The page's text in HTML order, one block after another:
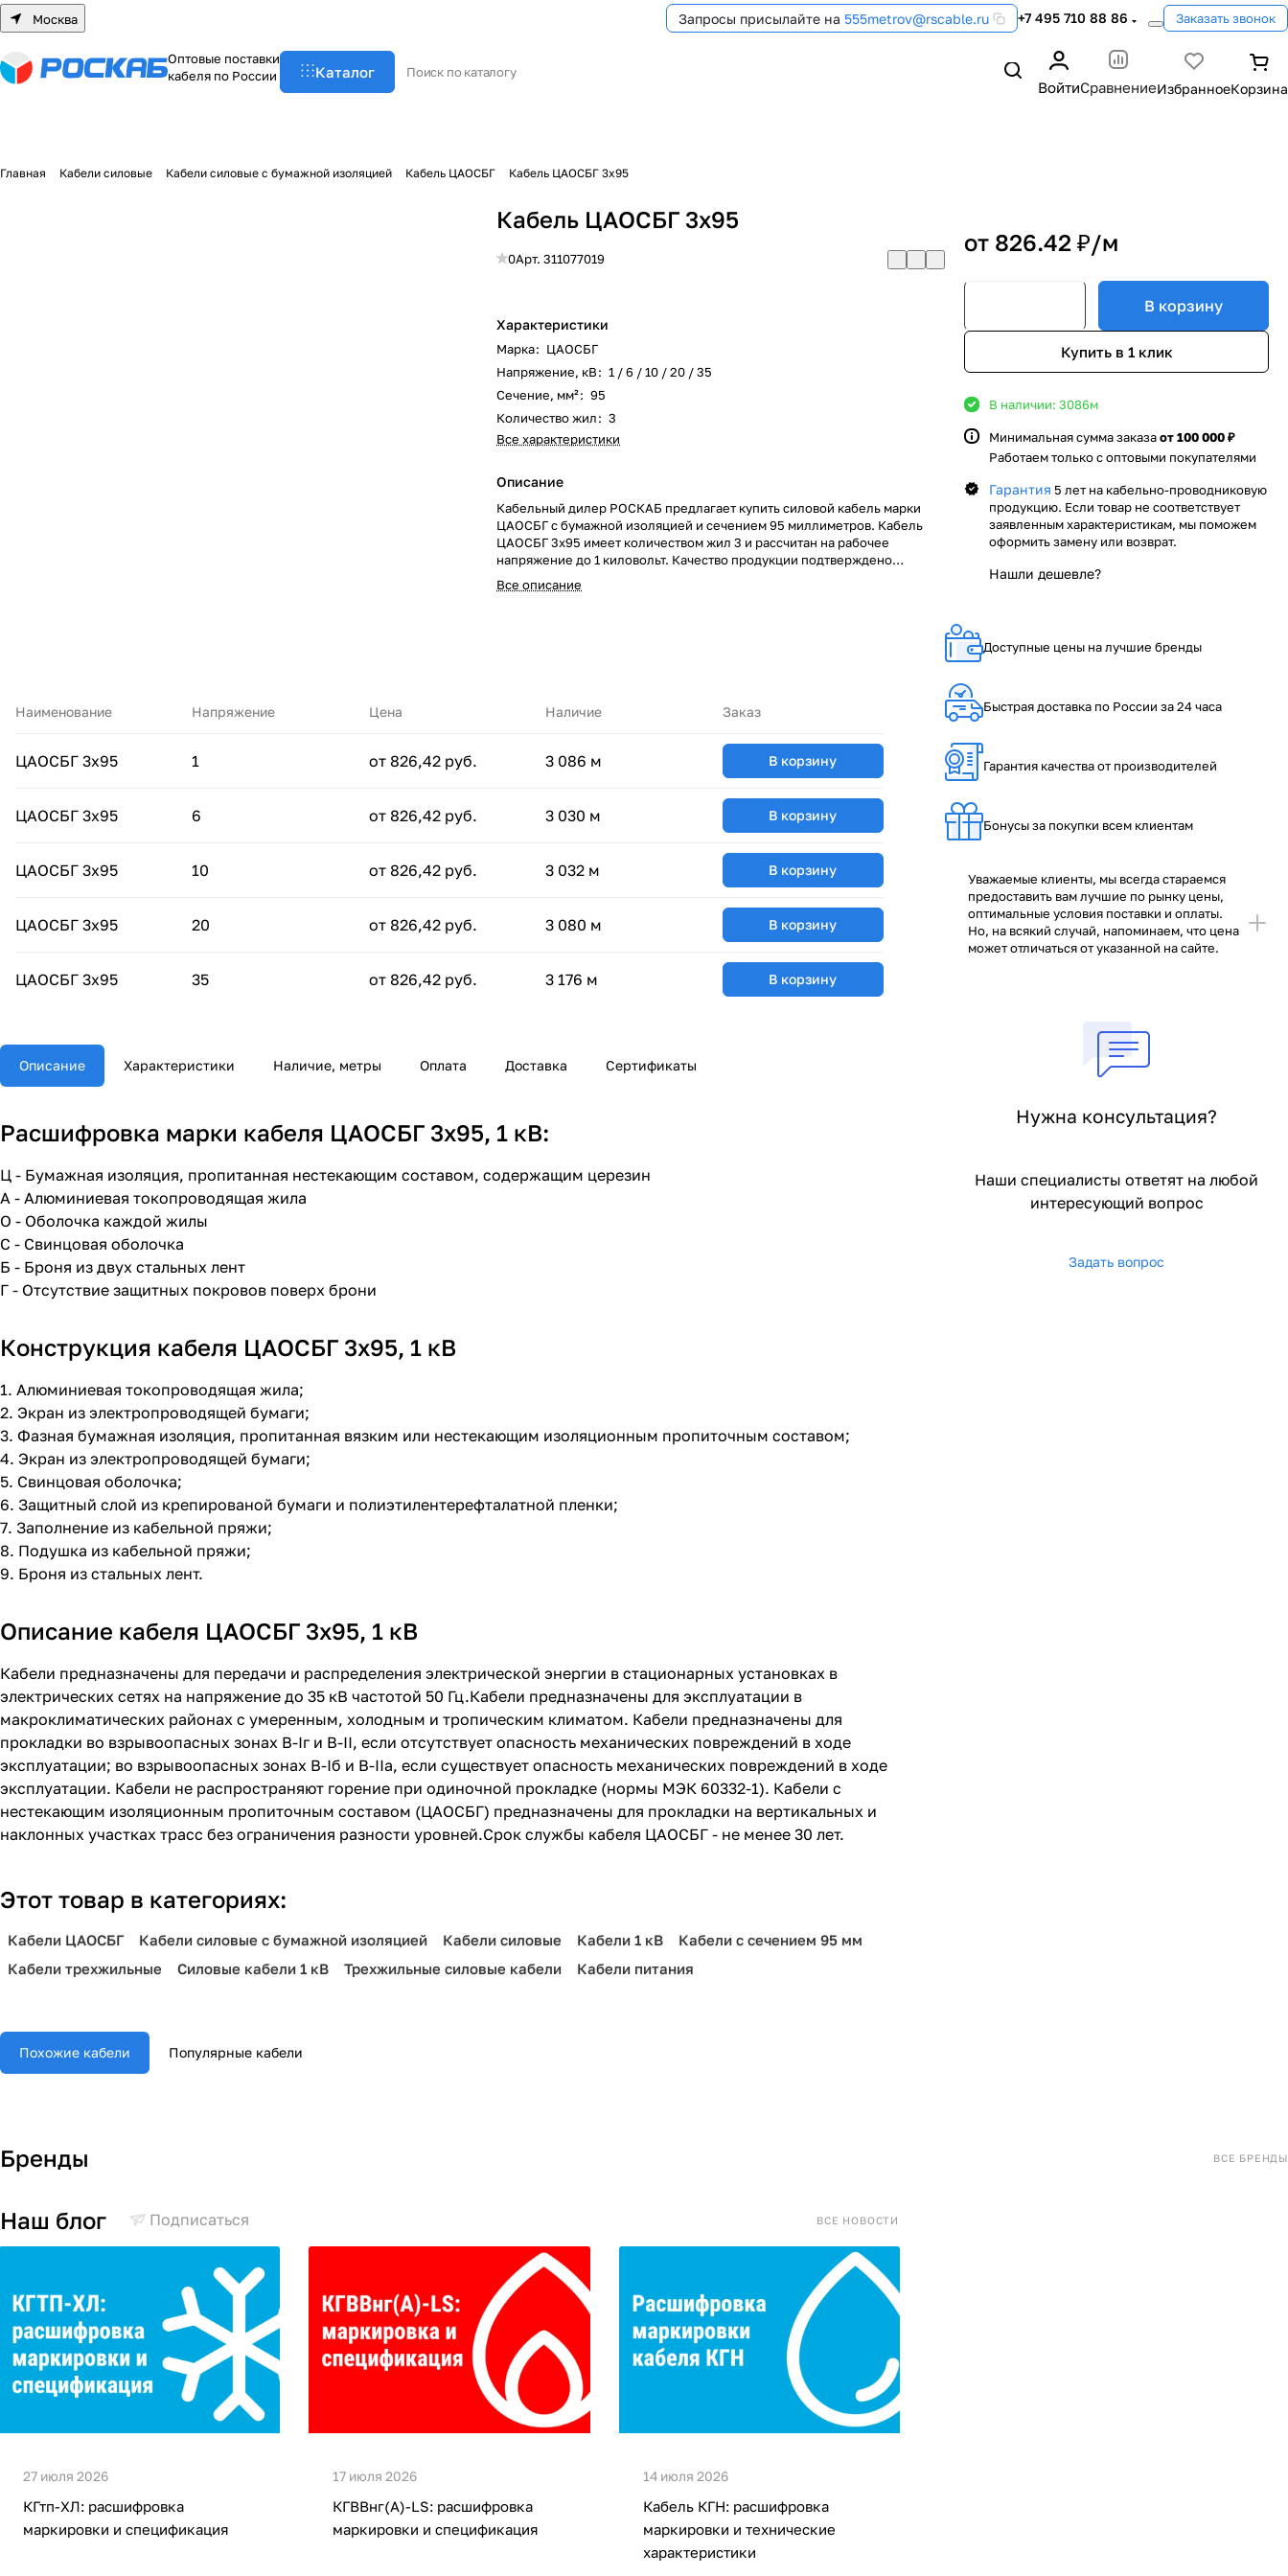
Москва Запросы присылайте на 555metrov@rscable.ru +7 495 710 88 86 Заказать звонок
Оптовые поставки
кабеля по России
Каталог
ВойтиСравнение
Главная Кабели силовые Кабели силовые с бумажной изоляцией Кабель ЦАОСБГ Кабель ЦАОСБГ 3х95
Кабель ЦАОСБГ 3х95
0Арт. 311077019
Характеристики
Марка: ЦАОСБГ
Напряжение, кВ: 1 / 6 / 10 / 20 / 35
Сечение, мм²: 95
Количество жил: 3
Все характеристики
Описание
Кабельный дилер РОСКАБ предлагает купить силовой кабель марки
ЦАОСБГ с бумажной изоляцией и сечением 95 миллиметров. Кабель
ЦАОСБГ 3х95 имеет количеством жил 3 и рассчитан на рабочее
напряжение до 1 киловольт. Качество продукции подтверждено
сертификатами производителей и Госстандарта. Мы гарантируем
низкие цены за счет сотрудничества с такими предприятиями, как ОАО
Все описание
от 826.42 ₽/м
В корзину
Купить в 1 клик
В наличии: 3086м
Минимальная сумма заказаот 100 000 ₽
Работаем только с оптовыми покупателями
Гарантия 5 лет на кабельно-проводниковую
продукцию. Если товар не соответствует
заявленным характеристикам, мы поможем
оформить замену или возврат.
Нашли дешевле?
Доступные цены на лучшие бренды
Быстрая доставка по России за 24 часа
Гарантия качества от производителей
Бонусы за покупки всем клиентам
Уважаемые клиенты, мы всегда стараемся
предоставить вам лучшие по рынку цены,
оптимальные условия поставки и оплаты.
Но, на всякий случай, напоминаем, что цена
может отличаться от указанной на сайте.
Нужна консультация?
Наши специалисты ответят на любой
интересующий вопрос
Задать вопрос
Наименование Напряжение Цена Наличие Заказ
ЦАОСБГ 3х95 1 от 826,42 руб. 3 086 м В корзину
ЦАОСБГ 3х95 6 от 826,42 руб. 3 030 м В корзину
ЦАОСБГ 3х95 10 от 826,42 руб. 3 032 м В корзину
ЦАОСБГ 3х95 20 от 826,42 руб. 3 080 м В корзину
ЦАОСБГ 3х95 35 от 826,42 руб. 3 176 м В корзину
Описание Характеристики Наличие, метры Оплата Доставка Сертификаты
Расшифровка марки кабеля ЦАОСБГ 3х95, 1 кВ:
Ц - Бумажная изоляция, пропитанная нестекающим составом, содержащим церезин
А - Алюминиевая токопроводящая жила
О - Оболочка каждой жилы
С - Свинцовая оболочка
Б - Броня из двух стальных лент
Г - Отсутствие защитных покровов поверх брони
Конструкция кабеля ЦАОСБГ 3х95, 1 кВ
1. Алюминиевая токопроводящая жила;
2. Экран из электропроводящей бумаги;
3. Фазная бумажная изоляция, пропитанная вязким или нестекающим изоляционным пропиточным составом;
4. Экран из электропроводящей бумаги;
5. Свинцовая оболочка;
6. Защитный слой из крепированой бумаги и полиэтилентерефталатной пленки;
7. Заполнение из кабельной пряжи;
8. Подушка из кабельной пряжи;
9. Броня из стальных лент.
Описание кабеля ЦАОСБГ 3х95, 1 кВ
Кабели предназначены для передачи и распределения электрической энергии в стационарных установках в
электрических сетях на напряжение до 35 кВ частотой 50 Гц.Кабели предназначены для эксплуатации в
макроклиматических районах с умеренным, холодным и тропическим климатом. Кабели предназначены для
прокладки во взрывоопасных зонах В-Iг и В-II, если отсутствует опасность механических повреждений в ходе
эксплуатации; во взрывоопасных зонах В-Iб и В-IIа, если существует опасность механических повреждений в ходе
эксплуатации. Кабели не распространяют горение при одиночной прокладке (нормы МЭК 60332-1). Кабели с
нестекающим изоляционным пропиточным составом (ЦАОСБГ) предназначены для прокладки на вертикальных и
наклонных участках трасс без ограничения разности уровней.Срок службы кабеля ЦАОСБГ - не менее 30 лет.
Этот товар в категориях:
Кабели ЦАОСБГ Кабели силовые с бумажной изоляцией Кабели силовые Кабели 1 кВ
Кабели с сечением 95 мм
Кабели трехжильные
Силовые кабели 1 кВ Трехжильные силовые кабели Кабели питания
Похожие кабели Популярные кабели
Бренды ВСЕ БРЕНДЫ
Наш блог Подписаться ВСЕ НОВОСТИ
27 июля 2026
КГтп-ХЛ: расшифровка
маркировки и спецификация
17 июля 2026
КГВВнг(А)-LS: расшифровка
маркировки и спецификация
14 июля 2026
Кабель КГН: расшифровка
маркировки и технические
характеристики